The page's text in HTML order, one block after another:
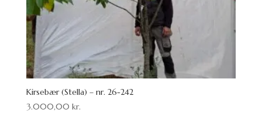
Kirsebær (Stella) – nr. 26-242
3.000,00 kr.